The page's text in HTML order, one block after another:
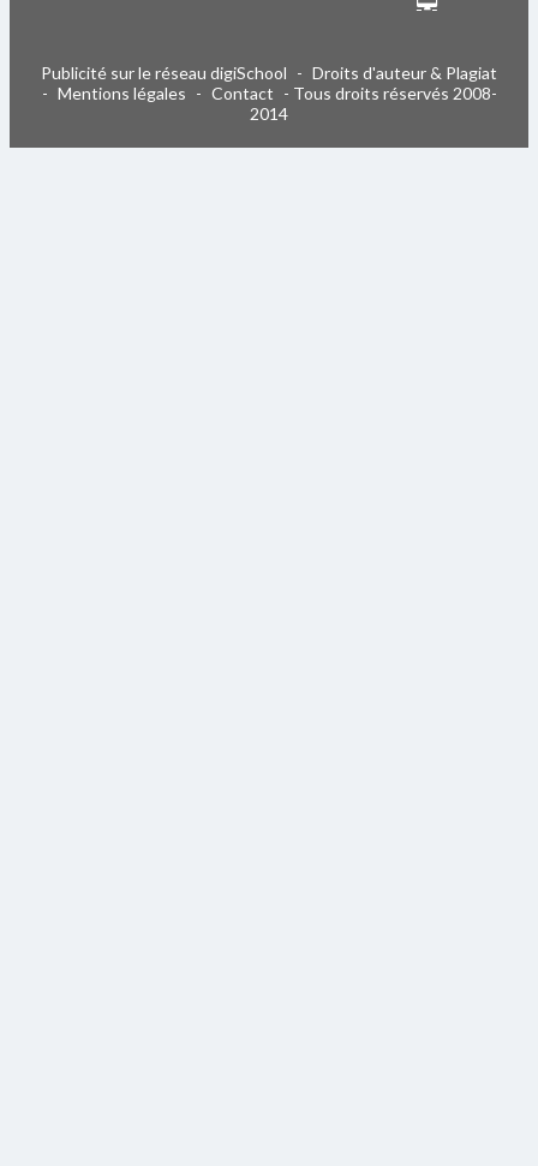
Publicité sur le réseau digiSchool - Droits d'auteur & Plagiat
- Mentions légales - Contact - Tous droits réservés 2008-
2014